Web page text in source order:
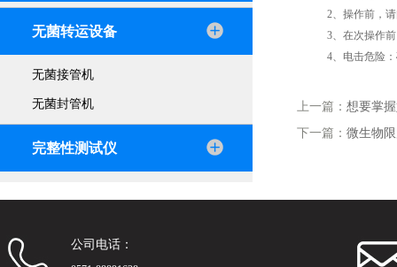
无菌转运设备
无菌接管机
无菌封管机
完整性测试仪
2、操作前，请
3、在次操作前
4、电击危险：
上一篇： 想要掌
下一篇： 微生物
公司电话：